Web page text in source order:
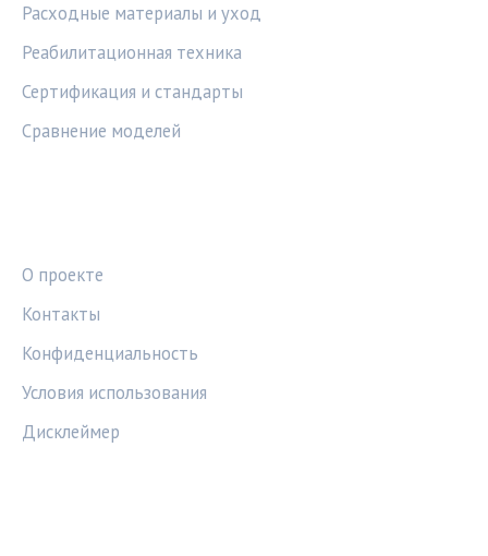
Расходные материалы и уход
Реабилитационная техника
Сертификация и стандарты
Сравнение моделей
О проекте
Контакты
Конфиденциальность
Условия использования
Дисклеймер